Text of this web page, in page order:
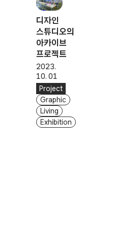
디자인
스튜디오의
아카이브
프로젝트
2023.
10. 01
Project
Graphic
Living
Exhibition